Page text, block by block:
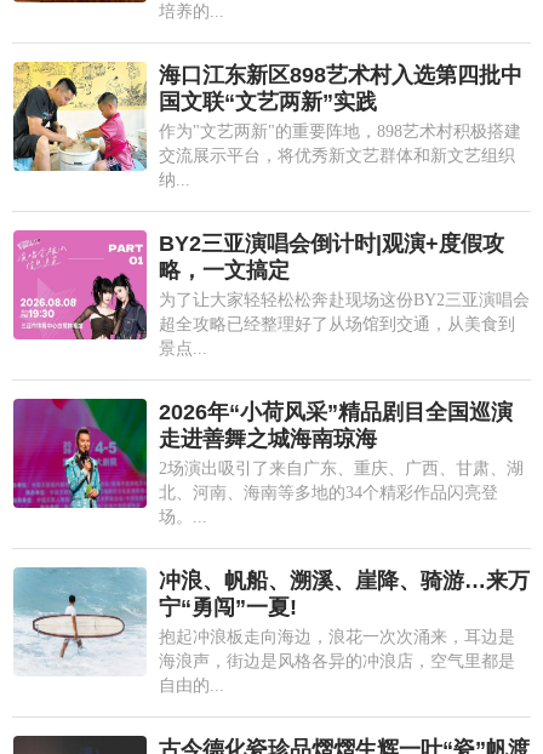
培养的...
海口江东新区898艺术村入选第四批中
国文联“文艺两新”实践
作为"文艺两新"的重要阵地，898艺术村积极搭建
交流展示平台，将优秀新文艺群体和新文艺组织
纳...
BY2三亚演唱会倒计时|观演+度假攻
略，一文搞定
为了让大家轻轻松松奔赴现场这份BY2三亚演唱会
超全攻略已经整理好了从场馆到交通，从美食到
景点...
2026年“小荷风采”精品剧目全国巡演
走进善舞之城海南琼海
2场演出吸引了来自广东、重庆、广西、甘肃、湖
北、河南、海南等多地的34个精彩作品闪亮登
场。...
冲浪、帆船、溯溪、崖降、骑游…来万
宁“勇闯”一夏!
抱起冲浪板走向海边，浪花一次次涌来，耳边是
海浪声，街边是风格各异的冲浪店，空气里都是
自由的...
古今德化瓷珍品熠熠生辉一叶“瓷”帆渡